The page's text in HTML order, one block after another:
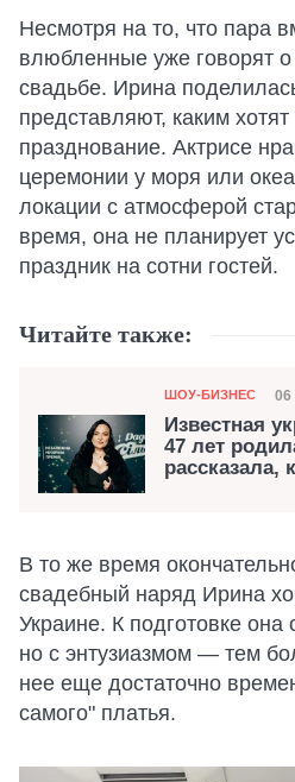
Несмотря на то, что пара
влюбленные уже говорят
свадьбе. Ирина
представляют, каким хотят
празднование. Актрисе
церемонии у моря или
локации с атмосферой
время, она не планирует
праздник на сотни гостей.
Читайте также:
Категория
ШОУ-БИЗНЕС 06
Известная
47 лет
рассказала,
В то же время
свадебный наряд Ирина
Украине. К подготовке она
но с энтузиазмом — тем
нее еще достаточно
самого" платья.